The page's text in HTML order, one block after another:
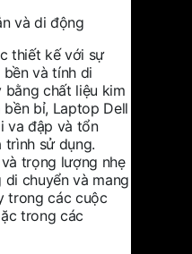
và di động
thiết kế với sự
và tính di
chất liệu kim
bỉ, Laptop Dell
va đập và tổn
sử dụng.
trọng lượng nhẹ
chuyển và mang
trong các cuộc
trong các